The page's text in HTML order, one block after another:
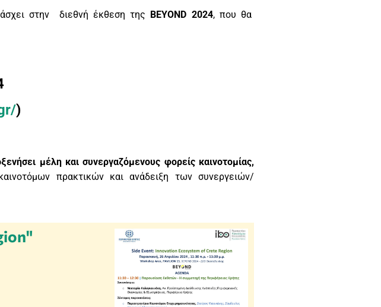
στην διεθνή έκθεση της BEYOND 2024, που θα
)
μέλη και συνεργαζόμενους φορείς καινοτομίας,
πρακτικών και ανάδειξη των συνεργειών/